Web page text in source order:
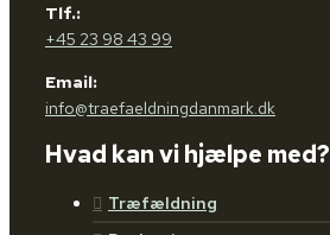
Tlf.:
+45 23 98 43 99
Email:
info@traefaeldningdanmark.dk
Hvad kan vi hjælpe med?
Træfældning